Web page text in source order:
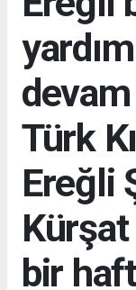
Türk
Ereğli
Kürşat
bir